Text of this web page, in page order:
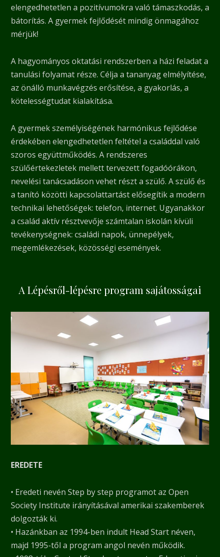
elengedhetetlen a pozitívumokra való támaszkodás, a
bátorítás. A gyermek fejlődését mindig önmagához
mérjük!
A hagyományos oktatási rendszerben a házi feladat a
tanulási folyamat része. Célja a tananyag elmélyítése,
az önálló munkavégzés erősítése, a gyakorlás, a
kötelességtudat kialakítása.
A gyermek személyiségének harmónikus fejlődése
érdekében elengedhetetlen feltétel a családdal való
szoros együttműködés. A rendszeres
szülőértekezletek mellett tervezett fogadóórákon,
nevelési tanácsadáson vehet részt a szülő. A szülő és
a tanító közötti kapcsolattartást elősegítik a modern
technikai lehetőségek: telefon, internet. Ugyanakkor
a család aktív résztvevője számtalan iskolán kívüli
tevékenységnek: családi napok, ünnepélyek,
megemlékezések, közösségi események.
A Lépésről-lépésre program sajátosságai
EREDETE
• Eredeti nevén Step by step programot az Open
Society Institute irányításával amerikai szakemberek
dolgozták ki.
• Hazánkban az 1994-ben indult Head Start néven,
majd 1995-től a program angol nevén működik.